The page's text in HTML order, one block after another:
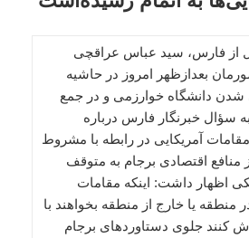
از فارس، سید عباس عراقچی
بعدازظهر امروز در حاشیه
شدن دانشگاه خوارزمی و در جمع
سؤال خبرنگار فارس درباره
آمریکایی در رابطه با مشروط
منافع اقتصادی برجام به متوقف
اظهار داشت: اینکه مقامات
منطقه یا خارج از منطقه بخواهند با
کنند جلوی دستاوردهای برجام